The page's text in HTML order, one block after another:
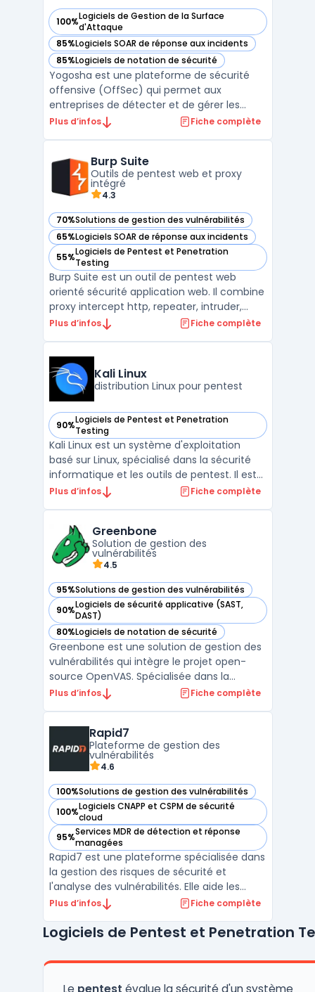
100%Logiciels de Gestion de la Surface
d'Attaque
— voir Yogosha dans cette catégorie
85%Logiciels SOAR de réponse aux incidents
— voir Yogosha dans cette catégorie
85%Logiciels de notation de sécurité
— voir Yogosha dans cette catégorie
Yogosha est une plateforme de sécurité
offensive (OffSec) qui permet aux
entreprises de détecter et de gérer les
vulnérabilités informatiques avant qu'elles
peuvent bénéficier de l'expertise d'une
communauté d'élite de hack ...
Plus d’infos Fiche complète
Burp Suite
Outils de pentest web et proxy
intégré
4.3
70%Solutions de gestion des vulnérabilités
— voir Burp Suite dans cette catégorie
65%Logiciels SOAR de réponse aux incidents
— voir Burp Suite dans cette catégorie
55%Logiciels de Pentest et Penetration
Testing
— voir Burp Suite dans cette catégorie
Burp Suite est un outil de pentest web
orienté sécurité application web. Il combine
proxy intercept http, repeater, intruder,
comparer, sequencer et un scanner
scanner xss et injections SQL) tout en
conservant une appr ...
Plus d’infos Fiche complète
Kali Linux
distribution Linux pour pentest
90%Logiciels de Pentest et Penetration
Testing
— voir Kali Linux dans cette catégorie
Kali Linux est un système d'exploitation
basé sur Linux, spécialisé dans la sécurité
informatique et les outils de pentest. Il est
largement utilisé par les professionnels de
vulnérabilités et des analyses de sécurité.
Kali Linu ...
Plus d’infos Fiche complète
Greenbone
Solution de gestion des
vulnérabilités
4.5
95%Solutions de gestion des vulnérabilités
— voir Greenbone dans cette catégorie
90%Logiciels de sécurité applicative (SAST,
DAST)
— voir Greenbone dans cette catégorie
80%Logiciels de notation de sécurité
— voir Greenbone dans cette catégorie
Greenbone est une solution de gestion des
vulnérabilités qui intègre le projet open-
source OpenVAS. Spécialisée dans la
détection et l'analyse des vulnérabilités
sécurité présentes dans leurs
infrastructures IT. ...
Plus d’infos Fiche complète
Rapid7
Plateforme de gestion des
vulnérabilités
4.6
100%Solutions de gestion des vulnérabilités
— voir Rapid7 dans cette catégorie
100%Logiciels CNAPP et CSPM de sécurité
cloud
— voir Rapid7 dans cette catégorie
95%Services MDR de détection et réponse
managées
— voir Rapid7 dans cette catégorie
Rapid7 est une plateforme spécialisée dans
la gestion des risques de sécurité et
l'analyse des vulnérabilités. Elle aide les
entreprises à identifier, évaluer et corriger
systèmes informatiques. Grâce à des outils
Plus d’infos Fiche complète
Logiciels de Pentest et Penetration
Le pentest évalue la sécurité d'un système